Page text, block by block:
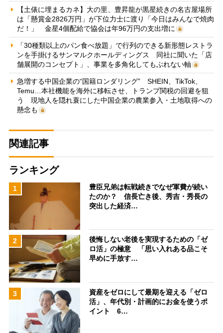
【土俵に埋まるカネ】大の里、豊昇龍が黒星続きの名古屋場所
は「懸賞金2826万円」が下位力士に渡り「今日はみんなで焼肉
だ！」 金星4個配給で協会は年96万円の支出増に
「30種類以上のパン食べ放題」で行列のできる新形態レストラ
ンを手掛けるサンマルクホールディングス 同社に聞いた「店
舗展開のコンセプト」、事業を多角化してもぶれない軸
急増する中国企業の“国籍ロンダリング” SHEIN、TikTok、
Temu…本社機能を海外に移転させ、トランプ関税の回避を狙
う 現地人を隠れ蓑にした中国企業の農業参入・土地取得への
懸念も
関連記事
ランキング
1
豊臣兄弟は転戦続きでなぜ軍費が続い
たのか？ 信長亡き後、秀吉・秀長の
突出した経済…
2
後悔しない老後を実現するための「ゼ
ロ活」の極意 「思い入れある品こそ
早めに手放す…
3
資産をゼロにして最期を迎える「ゼロ
活」、年代別・計画的にお金を使うポ
イント 6…